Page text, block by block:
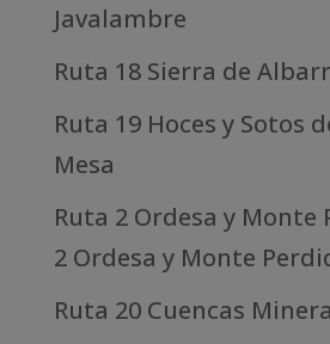
Javalambre
Ruta 18 Sierra de
Ruta 19 Hoces y Sotos
Mesa
Ruta 2 Ordesa y Monte
2 Ordesa y Monte
Ruta 20 Cuencas